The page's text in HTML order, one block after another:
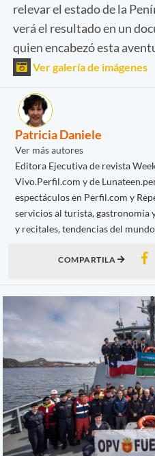
relevar el estado de la
verá el resultado en un
quien encabezó esta
Ver galería de imágenes
Patricia Daniele
Ver más autores
Editora Ejecutiva de revista
Vivo.Perfil.com y de
espectáculos en Perfil.com y
servicios al turista, gastronomía
y recitales, tendencias del
COMPARTILA